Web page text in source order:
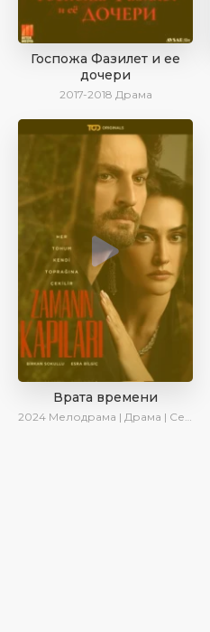
Госпожа Фазилет и ее
дочери
2017-2018 Драма
Врата времени
2024 Мелодрама | Драма | Сериалы 2024